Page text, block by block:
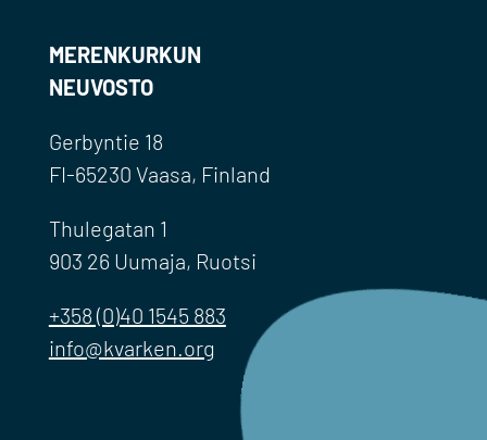
MERENKURKUN
NEUVOSTO
Gerbyntie 18
FI-65230 Vaasa, Finland
Thulegatan 1
903 26 Uumaja, Ruotsi
+358 (0)40 1545 883
info@kvarken.org